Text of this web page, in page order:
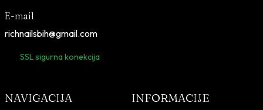
E-mail
richnailsbih@gmail.com
SSL sigurna konekcija
NAVIGACIJA INFORMACIJE